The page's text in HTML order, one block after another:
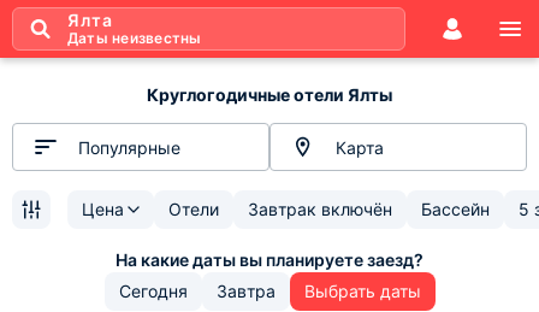
Ялта
Даты неизвестны
Круглогодичные отели Ялты
Популярные Карта
Цена Отели Завтрак включён Бассейн 5
Сегодня Завтра Выбрать даты